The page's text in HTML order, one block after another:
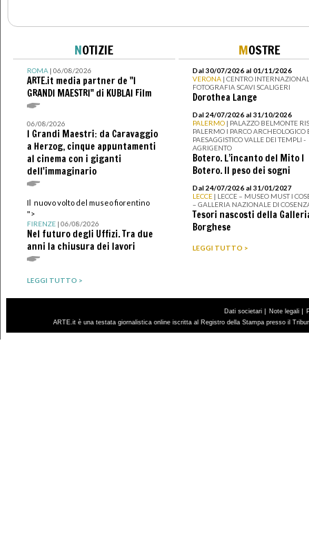
NOTIZIE
ROMA| 06/08/2026
ARTE.it media partner de "I
GRANDI MAESTRI" di KUBLAI Film
06/08/2026
I Grandi Maestri: da Caravaggio
a Herzog, cinque appuntamenti
al cinema con i giganti
dell'immaginario
Il nuovo volto del museo fiorentino
">
FIRENZE| 06/08/2026
Nel futuro degli Uffizi. Tra due
anni la chiusura dei lavori
LEGGI TUTTO >
MOSTRE
Dal 30/07/2026 al 01/11/2026
VERONA | CENTRO
FOTOGRAFIA SCAVI SCALIGERI
Dorothea Lange
Dal 24/07/2026 al 31/10/2026
PALERMO | PALAZZO BELMONTE
PALERMO I PARCO ARCHEOLOGICO
PAESAGGISTICO VALLE DEI TEMPLI -
AGRIGENTO
Botero. L’incanto del Mito I
Botero. Il peso dei sogni
Dal 24/07/2026 al 31/01/2027
LECCE | LECCE – MUSEO MUST I
– GALLERIA NAZIONALE DI
Tesori nascosti della
Borghese
LEGGI TUTTO >
Dati societari | Note legali |
ARTE.it è una testata giornalistica online iscritta al Registro della Stampa presso il